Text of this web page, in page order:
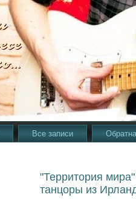
Все записи
"Территория
танцоры из